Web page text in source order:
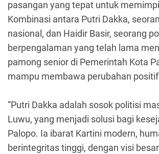
pasangan yang tepat untuk
Kombinasi antara Putri Dakka,
nasional, dan Haidir Basir, seorang
berpengalaman yang telah lama
pamong senior di Pemerintah Kota
mampu membawa perubahan
“Putri Dakka adalah sosok politisi
Luwu, yang menjadi solusi bagi
Palopo. Ia ibarat Kartini modern,
berintegritas tinggi, dengan visi